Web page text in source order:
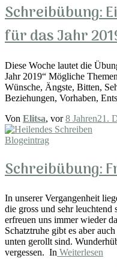
Schreibübung:
für das Jahr
Diese Woche lautet die
Jahr 2019“ Mögliche
Wünsche, Ängste, Bitten,
Beziehungen, Vorhaben,
Von Elitsa, vor8 Jahren21.
Blogeintrag
Schreibübung:
In unserer Vergangenheit
die gross und sehr
erfreuen uns immer wieder
Schatztruhe gibt es aber
unten gerollt sind.
vergessen. In Weiterlesen